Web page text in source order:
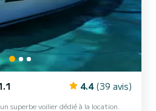
4.4 (39 avis)
superbe voilier dédié à la location.